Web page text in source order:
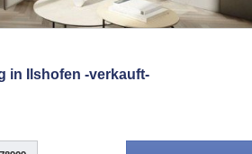
in Ilshofen -verkauft-